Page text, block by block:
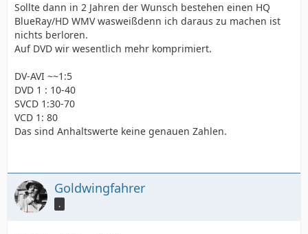
Sollte dann in 2 Jahren der Wunsch bestehen einen HQ
BlueRay/HD WMV wasweißdenn ich daraus zu machen ist
nichts berloren.
Auf DVD wir wesentlich mehr komprimiert.
DV-AVI ~~1:5
DVD 1 : 10-40
SVCD 1:30-70
VCD 1: 80
Das sind Anhaltswerte keine genauen Zahlen.
Goldwingfahrer
.